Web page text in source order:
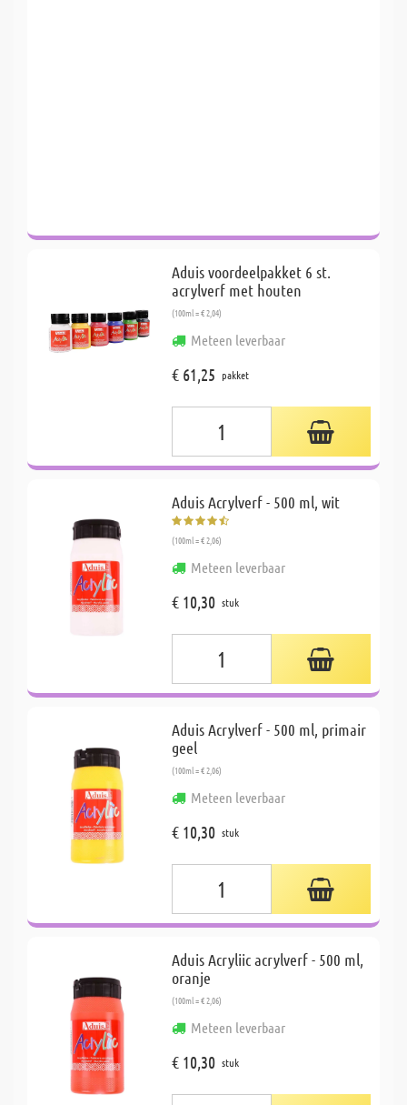
Aduis voordeelpakket 6 st.
acrylverf met houten
(100ml = € 2,04)
Meteen leverbaar
€ 61,25 pakket
Aduis Acrylverf - 500 ml, wit
(100ml = € 2,06)
Meteen leverbaar
€ 10,30 stuk
Aduis Acrylverf - 500 ml, primair
geel
(100ml = € 2,06)
Meteen leverbaar
€ 10,30 stuk
Aduis Acryliic acrylverf - 500 ml,
oranje
(100ml = € 2,06)
Meteen leverbaar
€ 10,30 stuk